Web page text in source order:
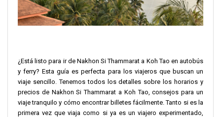
¿Está listo para ir de Nakhon Si Thammarat a Koh Tao en autobús
y ferry? Esta guía es perfecta para los viajeros que buscan un
viaje sencillo. Tenemos todos los detalles sobre los horarios y
precios de Nakhon Si Thammarat a Koh Tao, consejos para un
viaje tranquilo y cómo encontrar billetes fácilmente. Tanto si es la
primera vez que viaja como si ya es un viajero experimentado,